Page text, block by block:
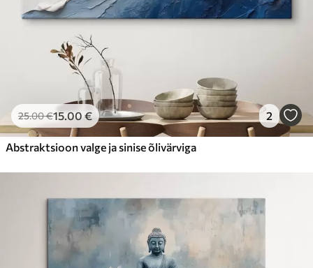
25.00€15.00 € 2
Abstraktsioon valge ja sinise õlivärviga